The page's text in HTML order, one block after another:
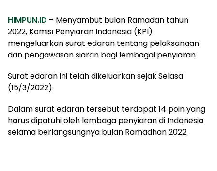
HIMPUN.ID – Menyambut bulan Ramadan tahun
2022, Komisi Penyiaran Indonesia (KPI)
mengeluarkan surat edaran tentang pelaksanaan
dan pengawasan siaran bagi lembagai penyiaran.
Surat edaran ini telah dikeluarkan sejak Selasa
(15/3/2022).
Dalam surat edaran tersebut terdapat 14 poin yang
harus dipatuhi oleh lembaga penyiaran di Indonesia
selama berlangsungnya bulan Ramadhan 2022.